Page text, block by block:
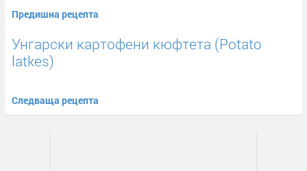
Предишна рецепта
Унгарски картофени кюфтета (Potato
latkes)
Следваща рецепта